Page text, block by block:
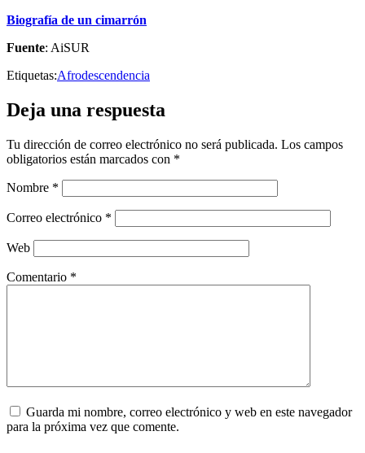
Biografía de un cimarrón
Fuente: AiSUR
Etiquetas:Afrodescendencia
Deja una respuesta
Tu dirección de correo electrónico no será publicada. Los campos
obligatorios están marcados con *
Nombre *
Correo electrónico *
Web
Comentario *
Guarda mi nombre, correo electrónico y web en este navegador
para la próxima vez que comente.